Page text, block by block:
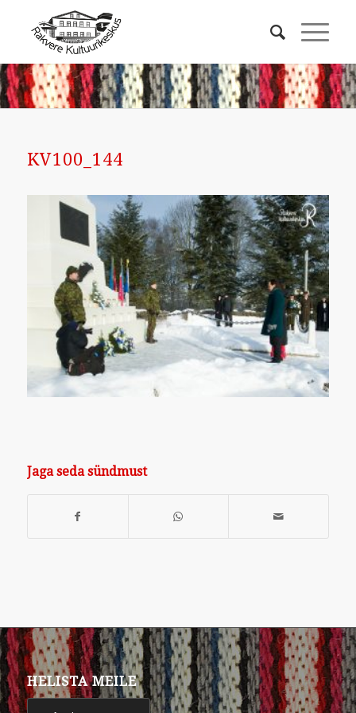
KV100_144
Jaga seda sündmust
HELISTA MEILE